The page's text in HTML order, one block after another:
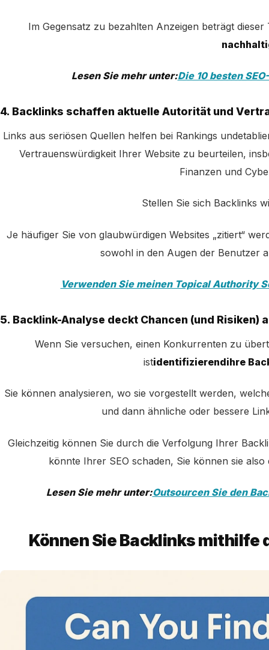
Im Gegensatz zu bezahlten Anzeigen beträgt dieser
Lesen Sie mehr unter:Die 10 besten
4. Backlinks schaffen aktuelle Autorität und
Links aus seriösen Quellen helfen bei Rankings und
Vertrauenswürdigkeit Ihrer Website zu beurteilen,
Finanzen und
Stellen Sie sich Backlinks
Je häufiger Sie von glaubwürdigen Websites „zitiert“
sowohl in den Augen der Benutzer
Verwenden Sie meinen Topical Authority
5. Backlink-Analyse deckt Chancen (und Risiken)
Wenn Sie versuchen, einen Konkurrenten zu
istidentifizierendihre
Sie können analysieren, wo sie vorgestellt werden,
und dann ähnliche oder bessere
Gleichzeitig können Sie durch die Verfolgung Ihrer
könnte Ihrer SEO schaden, Sie können sie
Lesen Sie mehr unter:Outsourcen Sie den
Können Sie Backlinks mithilfe